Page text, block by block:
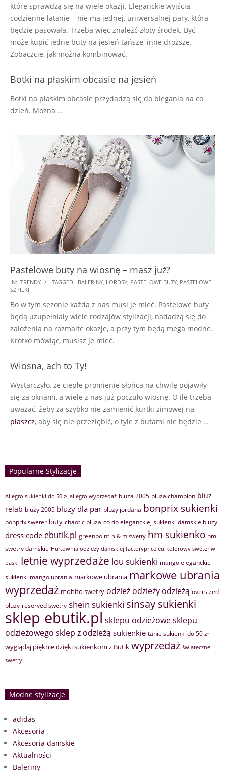
które sprawdzą się na wiele okazji. Eleganckie wyjścia,
codzienne latanie – nie ma jednej, uniwersalnej pary, która
będzie pasowała. Trzeba więc znaleźć złoty środek. Być
może kupić jedne buty na jesień tańsze, inne droższe.
Zobaczcie, jak można kombinować.
Botki na płaskim obcasie na jesień
Botki na płaskim obcasie przydadzą się do biegania na co
dzień. Można …
Pastelowe buty na wiosnę – masz już?
2018-
04-
13
IN: TRENDY TAGGED: BALERINY, LORDSY, PASTELOWE BUTY, PASTELOWE
SZPILKI
Bo w tym sezonie każda z nas musi je mieć. Pastelowe buty
będą uzupełniały wiele rodzajów stylizacji, nadadzą się do
założenia na rozmaite okazje, a przy tym będą mega modne.
Krótko mówiąc, musisz je mieć.
Wiosna, ach to Ty!
Wystarczyło, że ciepłe promienie słońca na chwilę pojawiły
się za oknami, a wiele z nas już poczuło wiosnę. O ile trzeba
uważać, żeby za szybko nie zamienić kurtki zimowej na
płaszcz, aby się nie przeziębić, o tyle z butami nie będzie …
Popularne Stylizacje
Allegro sukienki do 50 zł allegro wyprzedaż bluza 2005 bluza champion bluz
relab bluzy 2005 bluzy dla par bluzy jordana bonprix sukienki
bonprix sweter buty chaotic bluza co do eleganckiej sukienki damskie bluzy
dress code ebutik.pl greenpoint h & m swetry hm sukienko hm
swetry damskie Hurtownia odzieży damskiej factoryprice.eu kolorowy sweter w
paski letnie wyprzedaże lou sukienki mango eleganckie
sukienki mango ubrania markowe ubrania markowe ubrania
wyprzedaż mohito swetry odzież odzieży odzieżą oversized
bluzy reserved swetry shein sukienki sinsay sukienki
sklep ebutik.pl sklepu odzieżowesklepu
odzieżowego sklep z odzieżą sukienkie tanie sukienki do 50 zł
wyglądaj pięknie dzięki sukienkom z Butik wyprzedaż świąteczne
swetry
Modne stylizacje
adidas
Akcesoria
Akcesoria damskie
Aktualności
Baleriny